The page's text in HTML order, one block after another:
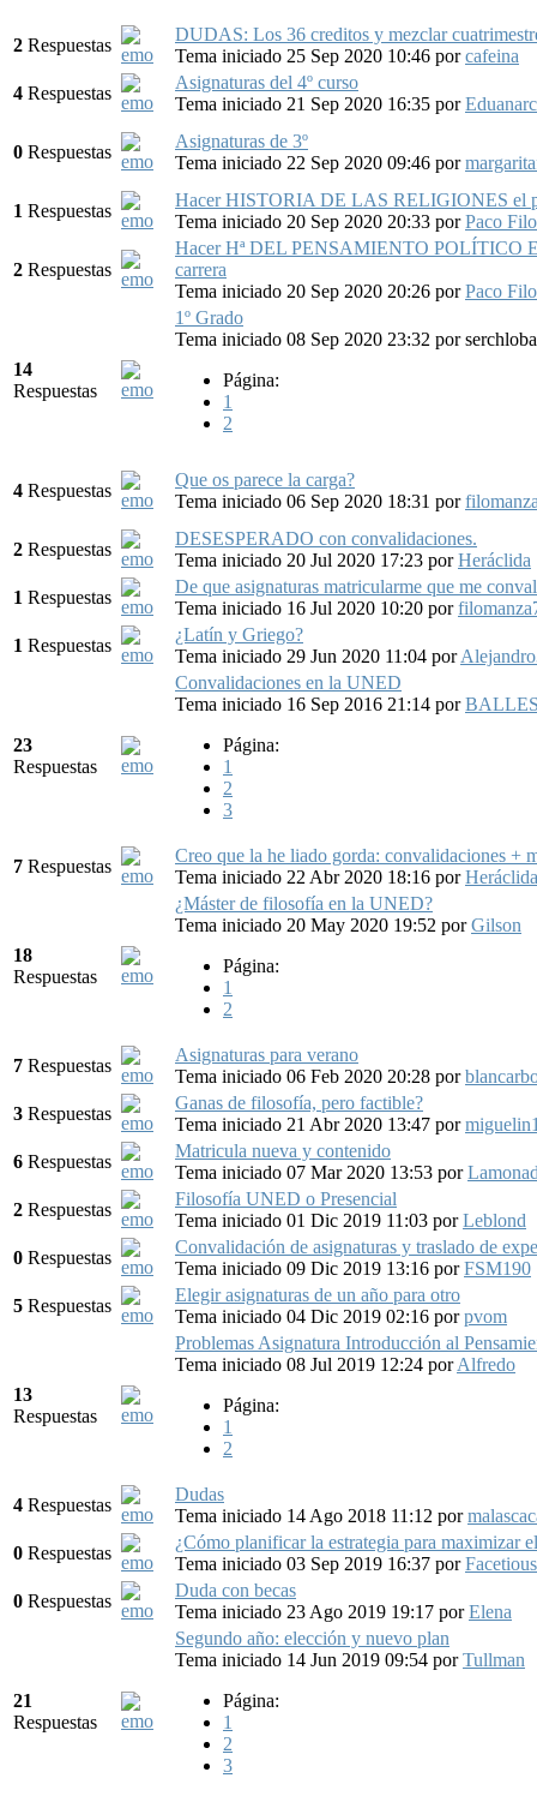
2 Respuestas
DUDAS: Los 36 creditos y mezclar
Tema iniciado 25 Sep 2020 10:46 porcafeina
4 Respuestas
Asignaturas del 4º curso
Tema iniciado 21 Sep 2020 16:35 por
0 Respuestas
Asignaturas de 3º
Tema iniciado 22 Sep 2020 09:46 por
1 Respuestas
Hacer HISTORIA DE LAS RELIGIONES el
Tema iniciado 20 Sep 2020 20:33 porPaco Filo
2 Respuestas
Hacer Hª DEL PENSAMIENTO POLÍTICO
carrera
Tema iniciado 20 Sep 2020 20:26 porPaco Filo
14
Respuestas
1º Grado
Tema iniciado 08 Sep 2020 23:32 por
Página:
1
2
4 Respuestas
Que os parece la carga?
Tema iniciado 06 Sep 2020 18:31 por
2 Respuestas
DESESPERADO con convalidaciones.
Tema iniciado 20 Jul 2020 17:23 porHeráclida
1 Respuestas
De que asignaturas matricularme que me
Tema iniciado 16 Jul 2020 10:20 por
1 Respuestas
¿Latín y Griego?
Tema iniciado 29 Jun 2020 11:04 por
23
Respuestas
Convalidaciones en la UNED
Tema iniciado 16 Sep 2016 21:14 por
Página:
1
2
3
7 Respuestas
Creo que la he liado gorda: convalidaciones +
Tema iniciado 22 Abr 2020 18:16 porHeráclida
18
Respuestas
¿Máster de filosofía en la UNED?
Tema iniciado 20 May 2020 19:52 porGilson
Página:
1
2
7 Respuestas
Asignaturas para verano
Tema iniciado 06 Feb 2020 20:28 por
3 Respuestas
Ganas de filosofía, pero factible?
Tema iniciado 21 Abr 2020 13:47 por
6 Respuestas
Matricula nueva y contenido
Tema iniciado 07 Mar 2020 13:53 por
2 Respuestas
Filosofía UNED o Presencial
Tema iniciado 01 Dic 2019 11:03 porLeblond
0 Respuestas
Convalidación de asignaturas y traslado de
Tema iniciado 09 Dic 2019 13:16 porFSM190
5 Respuestas
Elegir asignaturas de un año para otro
Tema iniciado 04 Dic 2019 02:16 porpvom
13
Respuestas
Problemas Asignatura Introducción al
Tema iniciado 08 Jul 2019 12:24 porAlfredo
Página:
1
2
4 Respuestas
Dudas
Tema iniciado 14 Ago 2018 11:12 por
0 Respuestas
¿Cómo planificar la estrategia para maximizar
Tema iniciado 03 Sep 2019 16:37 porFacetious
0 Respuestas
Duda con becas
Tema iniciado 23 Ago 2019 19:17 porElena
21
Respuestas
Segundo año: elección y nuevo plan
Tema iniciado 14 Jun 2019 09:54 porTullman
Página:
1
2
3